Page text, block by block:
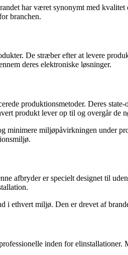
har været synonymt med
branchen.
De stræber efter at levere
deres elektroniske løsninger.
produktionsmetoder. Deres
produkt lever op til og overgår de
minimere miljøpåvirkningen under
afbryder er specielt designet til
ethvert miljø. Den er drevet af
inden for